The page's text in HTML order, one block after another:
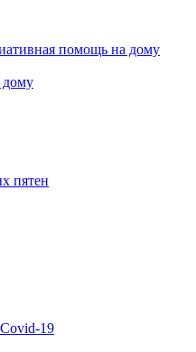
помощь на дому
дому
пятен
19